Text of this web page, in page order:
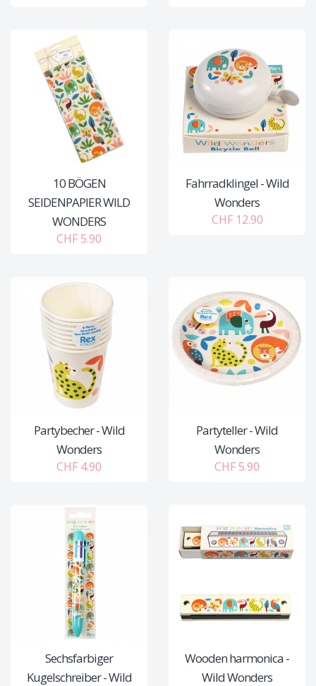
10 BÖGEN
SEIDENPAPIER WILD
WONDERS
CHF 5.90
Fahrradklingel - Wild
Wonders
CHF 12.90
Partybecher - Wild
Wonders
CHF 4.90
Partyteller - Wild
Wonders
CHF 5.90
Sechsfarbiger
Kugelschreiber - Wild
Wooden harmonica -
Wild Wonders